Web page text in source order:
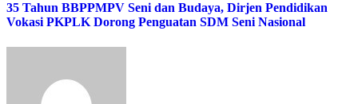
35 Tahun BBPPMPV Seni dan Budaya, Dirjen Pendidikan
Vokasi PKPLK Dorong Penguatan SDM Seni Nasional